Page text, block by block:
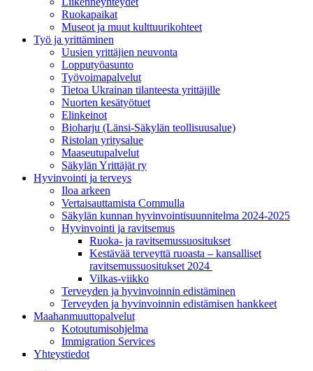
Ruokapaikat
Museot ja muut kulttuurikohteet
Työ ja yrittä­minen
Uusien yrittäjien neuvonta
Lopputyöasunto
Työvoimapalvelut
Tietoa Ukrainan tilanteesta yrittäjille
Nuorten kesätyötuet
Elinkeinot
Bioharju (Länsi-Säkylän teollisuusalue)
Ristolan yritysalue
Maaseutupalvelut
Säkylän Yrittäjät ry
Hyvinvointi ja terveys
Iloa arkeen
Vertaisauttamista Commulla
Säkylän kunnan hyvinvointisuunnitelma 2024-2025
Hyvinvointi ja ravitsemus
Ruoka- ja ravitsemussuositukset
Kestävää terveyttä ruoasta – kansalliset
ravitsemussuositukset 2024
Vilkas-viikko
Terveyden ja hyvinvoinnin edistäminen
Terveyden ja hyvinvoinnin edistämisen hankkeet
Maahanmuuttopalvelut
Kotoutumisohjelma
Immigration Services
Yhteystiedot